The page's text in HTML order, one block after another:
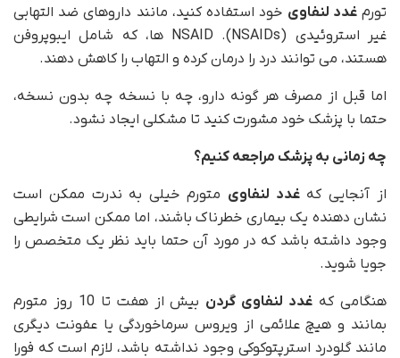
تورمغدد لنفاوی خود استفاده کنید، مانند داروهای ضد التهابی
غیر استروئیدی (NSAIDs). NSAID ها، که شامل ایبوپروفن
هستند، می توانند درد را درمان کرده و التهاب را کاهش دهند.
اما قبل از مصرف هر گونه دارو، چه با نسخه چه بدون نسخه،
حتما با پزشک خود مشورت کنید تا مشکلی ایجاد نشود.
چه زمانی به پزشک مراجعه کنیم؟
از آنجایی کهغدد لنفاوی متورم خیلی به ندرت ممکن است
نشان دهنده یک بیماری خطرناک باشند، اما ممکن است شرایطی
وجود داشته باشد که در مورد آن حتما باید نظر یک متخصص را
جویا شوید.
هنگامی که غدد لنفاوی گردن
بیش از هفت تا 10 روز متورم
بمانند و هیچ علائمی از ویروس سرماخوردگی یا عفونت دیگری
مانند گلودرد استرپتوکوکی وجود نداشته باشد، لازم است که فورا